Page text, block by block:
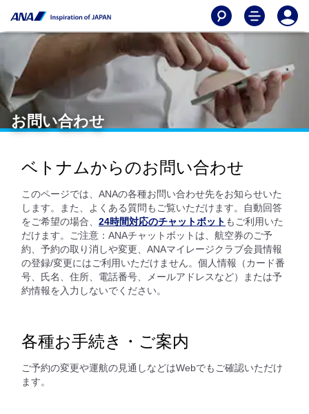
お問い合わせ
ベトナムからのお問い合わせ
このページでは、ANAの各種お問い合わせ先をお知らせいた
します。また、よくある質問もご覧いただけます。自動回答
をご希望の場合、 24時間対応のチャットボット もご利用いた
だけます。ご注意：ANAチャットボットは、航空券のご予
約、予約の取り消しや変更、ANAマイレージクラブ会員情報
の登録/変更にはご利用いただけません。個人情報（カード番
号、氏名、住所、電話番号、メールアドレスなど）または予
約情報を入力しないでください。
各種お手続き・ご案内
ご予約の変更や運航の見通しなどはWebでもご確認いただけ
ます。